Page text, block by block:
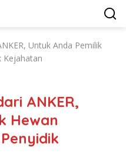
Untuk Anda Pemilik
Kejahatan
ANKER,
Hewan